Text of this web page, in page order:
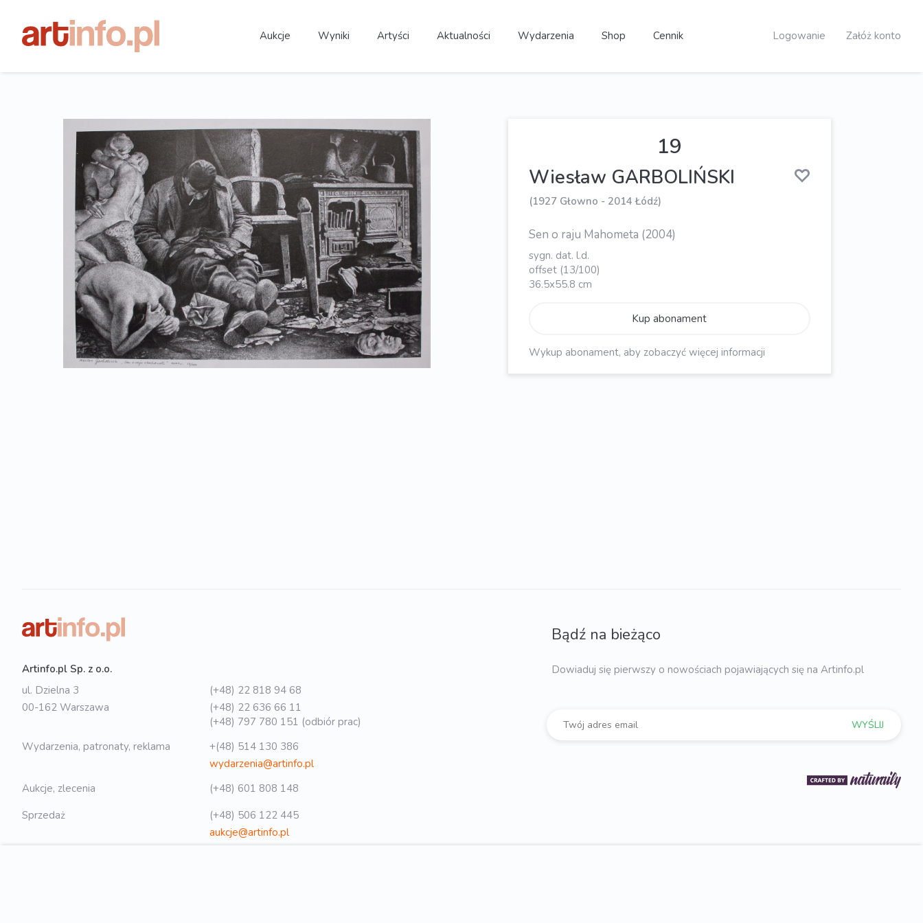
Aukcje Wyniki Artyści Aktualności Wydarzenia Shop Cennik Logowanie Załóż konto
19
Wiesław GARBOLIŃSKI
(1927 Głowno - 2014 Łódź)
Sen o raju Mahometa (2004)
sygn. dat. l.d.
offset (13/100)
36.5x55.8 cm
Kup abonament
Wykup abonament, aby zobaczyć więcej informacji
Artinfo.pl Sp. z o.o.
ul. Dzielna 3
00-162 Warszawa
(+48) 22 818 94 68
(+48) 22 636 66 11
(+48) 797 780 151 (odbiór prac)
Wydarzenia, patronaty, reklama
+(48) 514 130 386
wydarzenia@artinfo.pl
Aukcje, zlecenia
(+48) 601 808 148
Sprzedaż
(+48) 506 122 445
aukcje@artinfo.pl
Bądź na bieżąco
Dowiaduj się pierwszy o nowościach pojawiających się na Artinfo.pl
WYŚLIJ